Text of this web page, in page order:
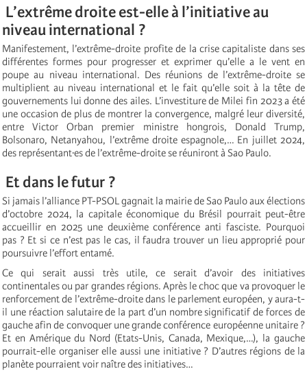
L’extrême droite est-elle à l’initiative au
niveau international ?
Manifestement, l’extrême-droite profite de la crise capitaliste dans ses
différentes formes pour progresser et exprimer qu’elle a le vent en
poupe au niveau international. Des réunions de l’extrême-droite se
multiplient au niveau international et le fait qu’elle soit à la tête de
gouvernements lui donne des ailes. L’investiture de Milei fin 2023 a été
une occasion de plus de montrer la convergence, malgré leur diversité,
entre Victor Orban premier ministre hongrois, Donald Trump,
Bolsonaro, Netanyahou, l’extrême droite espagnole,… En juillet 2024,
des représentant·es de l’extrême-droite se réuniront à Sao Paulo.
Et dans le futur ?
Si jamais l’alliance PT-PSOL gagnait la mairie de Sao Paulo aux élections
d’octobre 2024, la capitale économique du Brésil pourrait peut-être
accueillir en 2025 une deuxième conférence anti fasciste. Pourquoi
pas ? Et si ce n’est pas le cas, il faudra trouver un lieu approprié pour
poursuivre l’effort entamé.
Ce qui serait aussi très utile, ce serait d’avoir des initiatives
continentales ou par grandes régions. Après le choc que va provoquer le
renforcement de l’extrême-droite dans le parlement européen, y aura-t-
il une réaction salutaire de la part d’un nombre significatif de forces de
gauche afin de convoquer une grande conférence européenne unitaire ?
Et en Amérique du Nord (Etats-Unis, Canada, Mexique,…), la gauche
pourrait-elle organiser elle aussi une initiative ? D’autres régions de la
planète pourraient voir naître des initiatives…